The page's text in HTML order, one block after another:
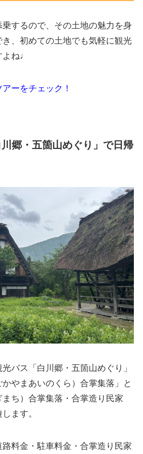
するので、その土地の魅力を身
、初めての土地でも気軽に観光
ね♩
ーをチェック！
郷・五箇山めぐり」で日帰
バス「白川郷・五箇山めぐり」
やまあいのくら）合掌集落」と
まち）合掌集落・合掌造り民家
ます。
料金・駐車料金・合掌造り民家